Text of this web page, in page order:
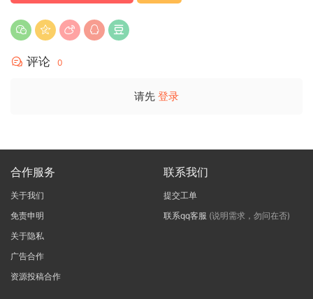
评论 0
请先 登录
合作服务
关于我们
免责申明
关于隐私
广告合作
资源投稿合作
联系我们
提交工单
联系qq客服 (说明需求，勿问在否)